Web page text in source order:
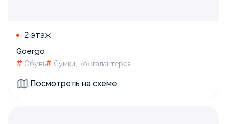
2 этаж
Goergo
# Обувь# Сумки, кожгалантерея
Посмотреть на схеме